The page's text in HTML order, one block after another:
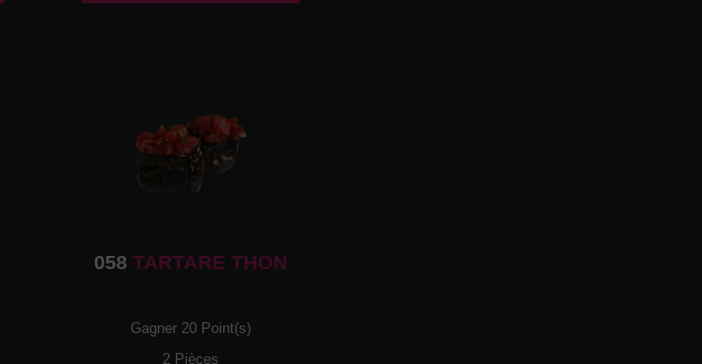
058 TARTARE THON
Gagner 20 Point(s)
2 Pièces